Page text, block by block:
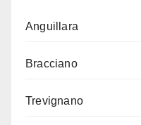
Anguillara
Bracciano
Trevignano